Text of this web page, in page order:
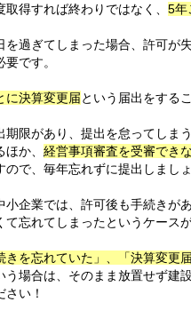
得すれば終わりではなく、 5年
を過ぎてしまった場合、許可が
です。
に決算変更届という届出をする
期限があり、提出を怠ってしま
か、 経営事項審査を受審でき
ので、毎年忘れずに提出しましょ
小企業では、許可後も手続きが
て忘れてしまったというケース
きを忘れていた」、「決算変更
う場合は、そのまま放置せず建
い！